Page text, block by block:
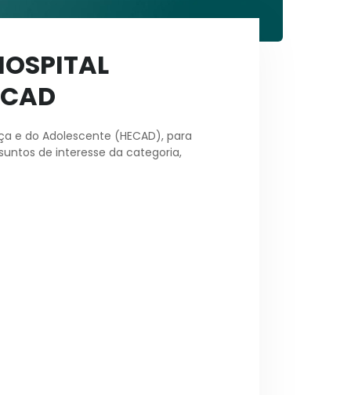
e do Adolescente (HECAD), para
de interesse da categoria,